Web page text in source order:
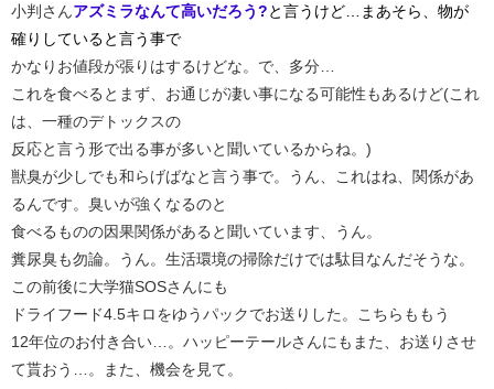
小判さんアズミラなんて高いだろう?と言うけど…まあそら、物が
確りしていると言う事で
かなりお値段が張りはするけどな。で、多分…
これを食べるとまず、お通じが凄い事になる可能性もあるけど(これ
は、一種のデトックスの
反応と言う形で出る事が多いと聞いているからね。)
獣臭が少しでも和らげばなと言う事で。うん、これはね、関係があ
るんです。臭いが強くなるのと
食べるものの因果関係があると聞いています、うん。
糞尿臭も勿論。うん。生活環境の掃除だけでは駄目なんだそうな。
この前後に大学猫SOSさんにも
ドライフード4.5キロをゆうパックでお送りした。こちらももう
12年位のお付き合い…。ハッピーテールさんにもまた、お送りさせ
て貰おう…。また、機会を見て。